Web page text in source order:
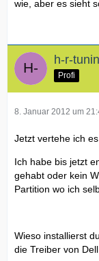
wie, aber es sieht
h-r-
Profi
8. Januar 2012 um
Jetzt vertehe ich
Ich habe bis jetzt
gehabt oder kein
Partition wo ich
Wieso installierst
die Treiber von